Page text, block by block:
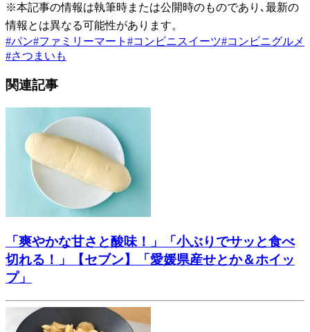
※本記事の情報は執筆時または公開時のものであり､最新の
情報とは異なる可能性があります。
#パン#ファミリーマート #コンビニスイーツ#コンビニグルメ
#さつまいも
関連記事
「爽やかな甘さと酸味！」「小ぶりでサッと食べ
切れる！」【セブン】「愛媛県産せとか＆ホイッ
プ」